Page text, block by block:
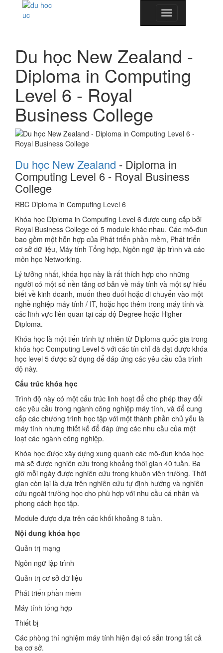
Toggle
navigation
Du học New Zealand -
Diploma in Computing
Level 6 - Royal
Business College
Du học New Zealand - Diploma in
Computing Level 6 - Royal Business
College
RBC Diploma in Computing Level 6
Khóa học Diploma in Computing Level 6 được cung cấp bởi
Royal Business College có 5 module khác nhau. Các mô-đun
bao gồm một hỗn hợp của Phát triển phần mềm, Phát triển
cơ sở dữ liệu, Máy tính Tổng hợp, Ngôn ngữ lập trình và các
môn học Networking.
Lý tưởng nhất, khóa học này là rất thích hợp cho những
người có một số nền tảng cơ bản về máy tính và một sự hiểu
biết về kinh doanh, muốn theo đuổi hoặc di chuyển vào một
nghề nghiệp máy tính / IT, hoặc học thêm trong máy tính và
các lĩnh vực liên quan tại cấp độ Degree hoặc Higher
Diploma.
Khóa học là một tiến trình tự nhiên từ Diploma quốc gia trong
khóa học Computing Level 5 với các tín chỉ đã đạt được khóa
học level 5 được sử dụng để đáp ứng các yêu cầu của trình
độ này.
Cấu trúc khóa học
Trình độ này có một cấu trúc linh hoạt để cho phép thay đổi
các yêu cầu trong ngành công nghiệp máy tính, và để cung
cấp các chương trình học tập với một thành phần chủ yếu là
máy tính nhưng thiết kế để đáp ứng các nhu cầu của một
loạt các ngành công nghiệp.
Khóa học được xây dựng xung quanh các mô-đun khóa học
mà sẽ được nghiên cứu trong khoảng thời gian 40 tuần. Ba
giờ mỗi ngày được nghiên cứu trong khuôn viên trường. Thời
gian còn lại là dựa trên nghiên cứu tự định hướng và nghiên
cứu ngoài trường học cho phù hợp với nhu cầu cá nhân và
phong cách học tập.
Module được dựa trên các khối khoảng 8 tuần.
Nội dung khóa học
Quản trị mạng
Ngôn ngữ lập trình
Quản trị cơ sở dữ liệu
Phát triển phần mềm
Máy tính tổng hợp
Thiết bị
Các phòng thí nghiệm máy tính hiện đại có sẵn trong tất cả
ba cơ sở.